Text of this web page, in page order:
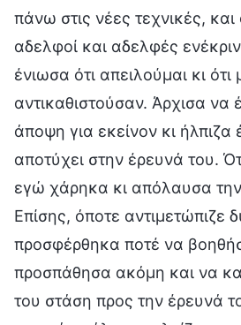
πάνω στις νέες τεχνικές, και
αδελφοί και αδελφές
ένιωσα ότι απειλούμαι κι ότι
αντικαθιστούσαν. Άρχισα να
άποψη για εκείνον κι ήλπιζα
αποτύχει στην έρευνά του.
εγώ χάρηκα κι απόλαυσα
Επίσης, όποτε αντιμετώπιζε
προσφέρθηκα ποτέ να
προσπάθησα ακόμη και να
του στάση προς την έρευνά